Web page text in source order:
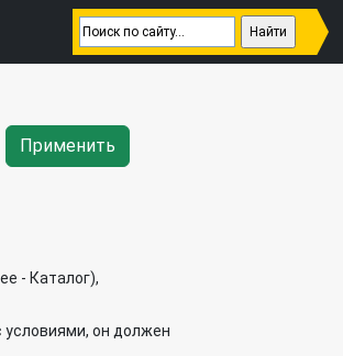
Применить
- Каталог),
условиями, он должен